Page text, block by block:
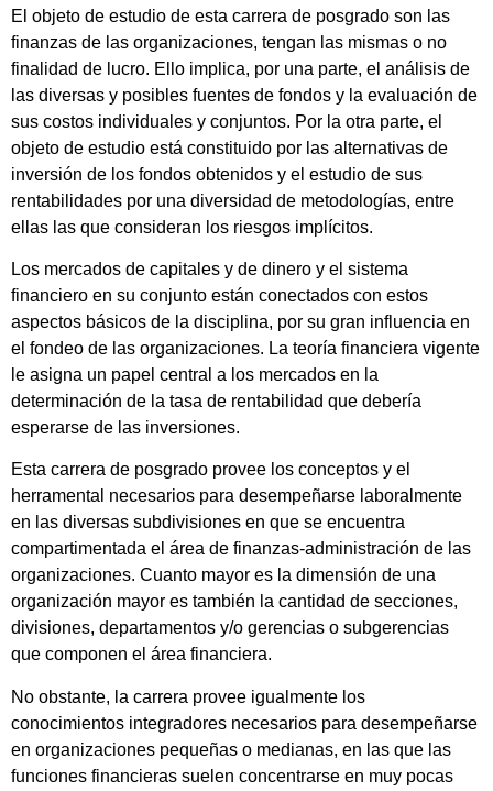
El objeto de estudio de esta carrera de posgrado son las
finanzas de las organizaciones, tengan las mismas o no
finalidad de lucro. Ello implica, por una parte, el análisis de
las diversas y posibles fuentes de fondos y la evaluación de
sus costos individuales y conjuntos. Por la otra parte, el
objeto de estudio está constituido por las alternativas de
inversión de los fondos obtenidos y el estudio de sus
rentabilidades por una diversidad de metodologías, entre
ellas las que consideran los riesgos implícitos.
Los mercados de capitales y de dinero y el sistema
financiero en su conjunto están conectados con estos
aspectos básicos de la disciplina, por su gran influencia en
el fondeo de las organizaciones. La teoría financiera vigente
le asigna un papel central a los mercados en la
determinación de la tasa de rentabilidad que debería
esperarse de las inversiones.
Esta carrera de posgrado provee los conceptos y el
herramental necesarios para desempeñarse laboralmente
en las diversas subdivisiones en que se encuentra
compartimentada el área de finanzas-administración de las
organizaciones. Cuanto mayor es la dimensión de una
organización mayor es también la cantidad de secciones,
divisiones, departamentos y/o gerencias o subgerencias
que componen el área financiera.
No obstante, la carrera provee igualmente los
conocimientos integradores necesarios para desempeñarse
en organizaciones pequeñas o medianas, en las que las
funciones financieras suelen concentrarse en muy pocas